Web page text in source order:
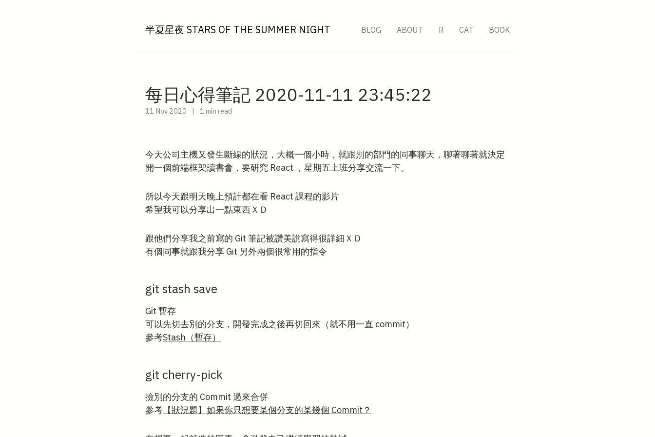
半夏星夜 STARS OF THE SUMMER NIGHT BLOG ABOUT R CAT BOOK
每日心得筆記 2020-11-11 23:45:22
11 Nov 2020 | 1 min read
今天公司主機又發生斷線的狀況，大概一個小時，就跟別的部門的同事聊天，聊著聊著就決定
開一個前端框架讀書會，要研究 React ，星期五上班分享交流一下。
所以今天跟明天晚上預計都在看 React 課程的影片
希望我可以分享出一點東西ＸＤ
跟他們分享我之前寫的 Git 筆記被讚美說寫得很詳細ＸＤ
有個同事就跟我分享 Git 另外兩個很常用的指令
git stash save
Git 暫存
可以先切去別的分支，開發完成之後再切回來（就不用一直 commit）
參考Stash（暫存）
git cherry-pick
撿別的分支的 Commit 過來合併
參考 【狀況題】如果你只想要某個分支的某幾個 Commit？